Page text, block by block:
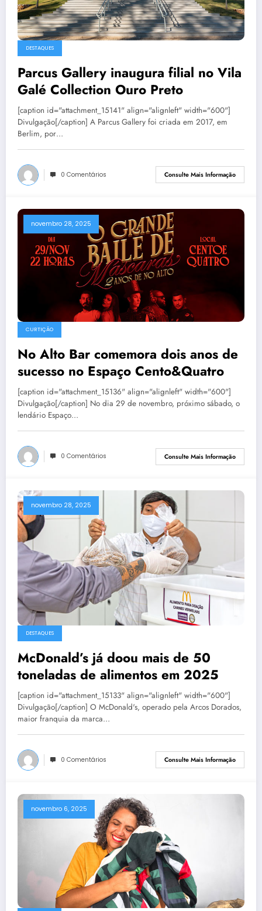
DESTAQUES
Parcus Gallery inaugura filial no Vila
Galé Collection Ouro Preto
[caption id="attachment_15141" align="alignleft" width="600"]
Divulgação[/caption] A Parcus Gallery foi criada em 2017, em
Berlim, por…
0 Comentários Consulte Mais Informação
novembro 28, 2025
CURTIÇÃO
No Alto Bar comemora dois anos de
sucesso no Espaço Cento&Quatro
[caption id="attachment_15136" align="alignleft" width="600"]
Divulgação[/caption] No dia 29 de novembro, próximo sábado, o
lendário Espaço…
0 Comentários Consulte Mais Informação
novembro 28, 2025
DESTAQUES
McDonald’s já doou mais de 50
toneladas de alimentos em 2025
[caption id="attachment_15133" align="alignleft" width="600"]
Divulgação[/caption] O McDonald's, operado pela Arcos Dorados,
maior franquia da marca…
0 Comentários Consulte Mais Informação
novembro 6, 2025